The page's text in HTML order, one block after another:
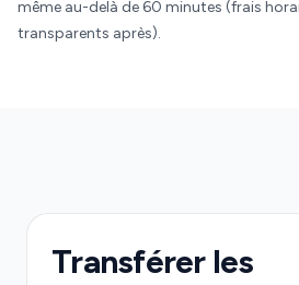
même au-delà de 60 minutes (frais
transparents après).
Transférer les